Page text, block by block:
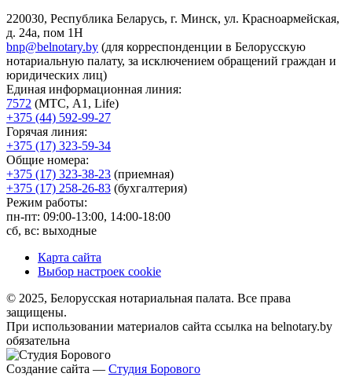
220030, Республика Беларусь, г. Минск, ул. Красноармейская,
д. 24а, пом 1Н
bnp@belnotary.by (для корреспонденции в Белорусскую
нотариальную палату, за исключением обращений граждан и
юридических лиц)
Единая информационная линия:
7572 (МТС, A1, Life)
+375 (44) 592-99-27
Горячая линия:
+375 (17) 323-59-34
Общие номера:
+375 (17) 323-38-23 (приемная)
+375 (17) 258-26-83 (бухгалтерия)
Режим работы:
пн-пт: 09:00-13:00, 14:00-18:00
сб, вс: выходные
Карта сайта
Выбор настроек cookie
© 2025, Белорусская нотариальная палата. Все права
защищены.
При использовании материалов сайта ссылка на belnotary.by
обязательна
Создание сайта — Студия Борового